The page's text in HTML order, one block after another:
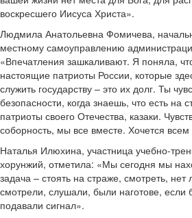
воскресшего Иисуса Христа».
Людмила Анатольевна Фомичева,
местному самоуправлению
«Впечатления зашкаливают. Я поняла,
настоящие патриоты России, которые
служить государству – это их долг. Ты
безопасности, когда знаешь, что есть на
патриоты своего Отечества, казаки.
соборность, мы все вместе. Хочется
Наталья Илюхина, участница учебно-
хорунжий, отметила: «Мы сегодня мы
задача – стоять на страже, смотреть, нет
смотрели, слушали, были наготове,
подавали сигнал».